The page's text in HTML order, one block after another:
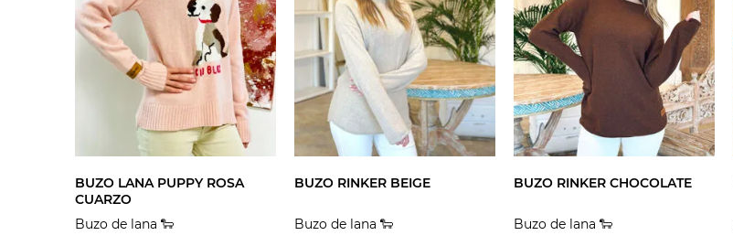
BUZO LANA PUPPY ROSA
CUARZO
Buzo de lana 🐑
BUZO RINKER BEIGE
Buzo de lana 🐑
BUZO RINKER CHOCOLATE
Buzo de lana 🐑